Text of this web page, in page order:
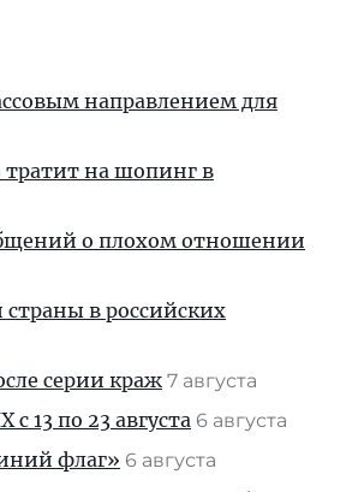
направлением для
тратит на шопинг в
о плохом отношении
страны в российских
серии краж 7 августа
13 по 23 августа 6 августа
флаг» 6 августа